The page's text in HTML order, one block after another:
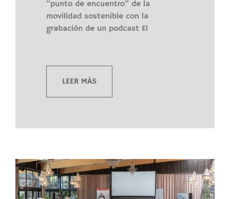
“punto de encuentro” de la
movilidad sostenible con la
grabación de un podcast El
LEER MÁS